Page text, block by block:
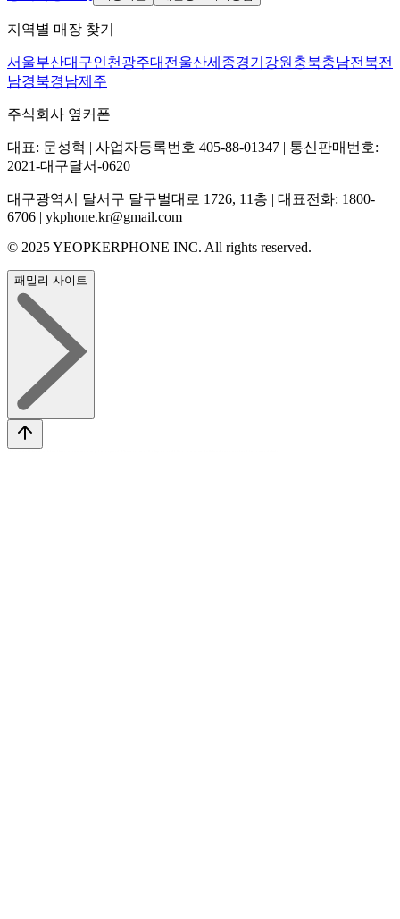
지역별 매장 찾기
서울부산대구인천 광주대전 울산세종경기 강원 충북충남전북전
남경북경남제주
주식회사 옆커폰
대표: 문성혁 | 사업자등록번호 405-88-01347 | 통신판매번호:
2021-대구달서-0620
대구광역시 달서구 달구벌대로 1726, 11층 | 대표전화: 1800-
6706 | ykphone.kr@gmail.com
© 2025 YEOPKERPHONE INC. All rights reserved.
패밀리 사이트